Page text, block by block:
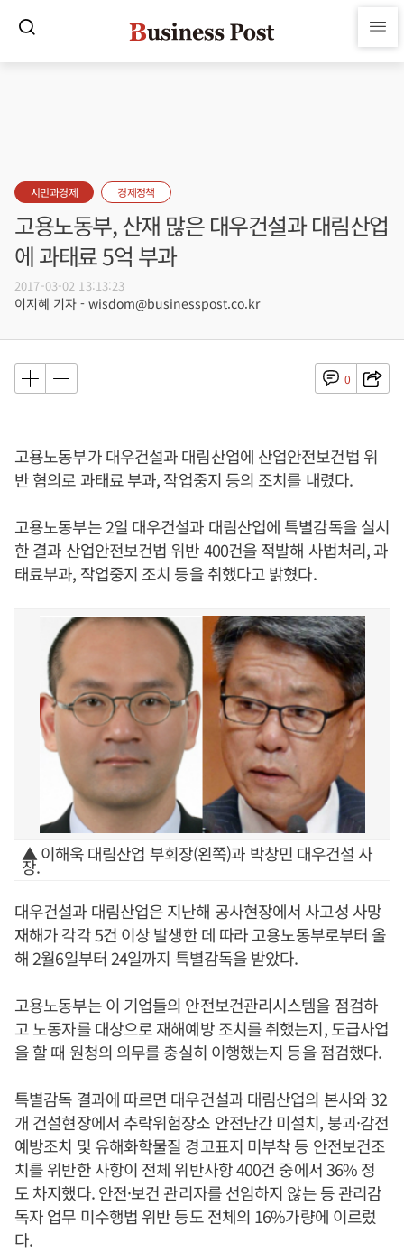
시민과경제 경제정책
고용노동부, 산재 많은 대우건설과 대림산업
에 과태료 5억 부과
2017-03-02 13:13:23
이지혜 기자 - wisdom@businesspost.co.kr
0
고용노동부가 대우건설과 대림산업에 산업안전보건법 위
반 혐의로 과태료 부과, 작업중지 등의 조치를 내렸다.
고용노동부는 2일 대우건설과 대림산업에 특별감독을 실시
한 결과 산업안전보건법 위반 400건을 적발해 사법처리, 과
태료부과, 작업중지 조치 등을 취했다고 밝혔다.
▲ 이해욱 대림산업 부회장(왼쪽)과 박창민 대우건설 사
장.
대우건설과 대림산업은 지난해 공사현장에서 사고성 사망
재해가 각각 5건 이상 발생한 데 따라 고용노동부로부터 올
해 2월6일부터 24일까지 특별감독을 받았다.
고용노동부는 이 기업들의 안전보건관리시스템을 점검하
고 노동자를 대상으로 재해예방 조치를 취했는지, 도급사업
을 할 때 원청의 의무를 충실히 이행했는지 등을 점검했다.
특별감독 결과에 따르면 대우건설과 대림산업의 본사와 32
개 건설현장에서 추락위험장소 안전난간 미설치, 붕괴·감전
예방조치 및 유해화학물질 경고표지 미부착 등 안전보건조
치를 위반한 사항이 전체 위반사항 400건 중에서 36% 정
도 차지했다. 안전·보건 관리자를 선임하지 않는 등 관리감
독자 업무 미수행법 위반 등도 전체의 16%가량에 이르렀
다.